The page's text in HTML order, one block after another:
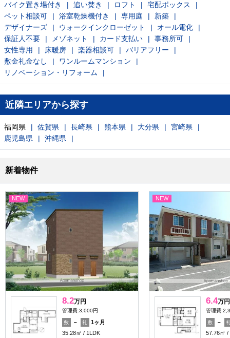
バイク置き場付き
追い焚き ロフト
宅配ボックス
ペット相談可
浴室乾燥機付き 専用庭
新築
デザイナーズ
ウォークインクローゼット
オール電化
保証人不要
メゾネット カード支払い
事務所可
女性専用
床暖房 楽器相談可
バリアフリー
敷金礼金なし
ワンルームマンション
リノベーション・リフォーム
近隣エリアから探す
福岡県 佐賀県 長崎県 熊本県 大分県
宮崎県
鹿児島県
沖縄県
新着物件
NEW
8.2万円
管理費:3,000円
敷 － 礼
1ヶ月
35.28㎡
1LDK
NEW
6.4万円
管理費
敷 －
57.76㎡